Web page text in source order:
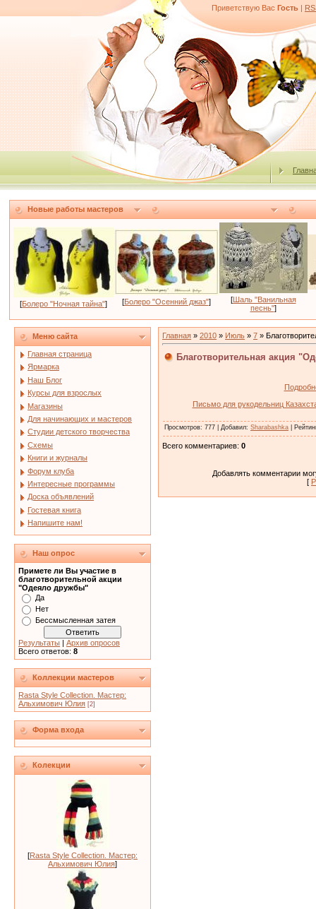
Приветствую Вас Гость |
Новые работы мастеров
[Болеро "Ночная тайна"] [Болеро "Осенний джаз"] [Шаль "Ванильная
песнь"]
Меню сайта
Главная страница
Ярмарка
Наш Блог
Курсы для взрослых
Магазины
Для начинающих и мастеров
Студии детского творчества
Схемы
Книги и журналы
Форум клуба
Интересные программы
Доска объявлений
Гостевая книга
Напишите нам!
Наш опрос
Примете ли Вы участие в
благотворительной акции
"Одеяло дружбы"
Да
Нет
Бессмысленная затея
Результаты | Архив опросов
Всего ответов: 8
Коллекции мастеров
Rasta Style Collection. Мастер:
Альхимович Юлия [2]
Форма входа
Колекции
[Rasta Style Collection. Мастер:
Альхимович Юлия]
Главная » 2010 » Июль » 7 »
Благотворительная акция
Письмо для рукодельниц
Просмотров: 777 | Добавил: Sharabashka
Всего комментариев: 0
Добавлять комментарии
[